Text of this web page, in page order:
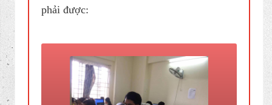
chứng từ kế toán
, tuần nào , tháng nào 1 kế toán cũng gặp và tiếp
Nào chúng ta bắt đầu thôi !